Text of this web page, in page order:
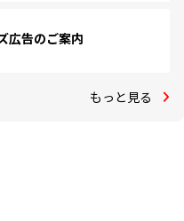
広告のご案内
もっと見る